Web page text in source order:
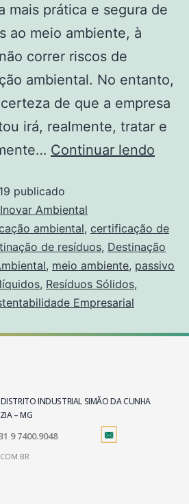
mais prática e segura de
ao meio ambiente, à
correr riscos de
ambiental. No entanto,
de que a empresa
irá, realmente, tratar e
Continuar lendo
publicado
Inovar Ambiental
ambiental, certificação de
de resíduos, Destinação
, meio ambiente, passivo
, Resíduos Sólidos,
Empresarial
INDUSTRIAL SIMÃO DA CUNHA
– MG
9 7400.9048